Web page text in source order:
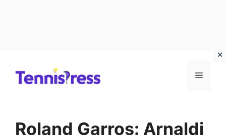
MENU
Roland Garros: Arnaldi